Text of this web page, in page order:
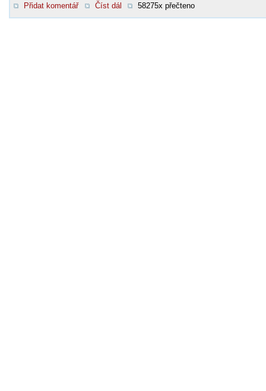
Přidat komentář Číst dál 58275x přečteno